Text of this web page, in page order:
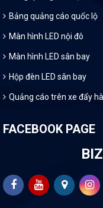
Bảng quảng cáo quốc lộ
Màn hình LED nội đô
Màn hình LED sân bay
Hộp đèn LED sân bay
Quảng cáo trên xe đẩy
FACEBOOK PAGE